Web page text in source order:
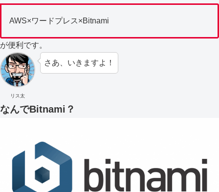
AWS×ワードプレス×Bitnami
が便利です。
リス太
さあ、いきますよ！
なんでBitnami？